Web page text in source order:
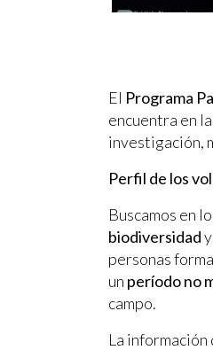
El Programa
encuentra en
investigación,
Perfil de los
Buscamos en
biodiversidad
personas
un período no
campo.
La